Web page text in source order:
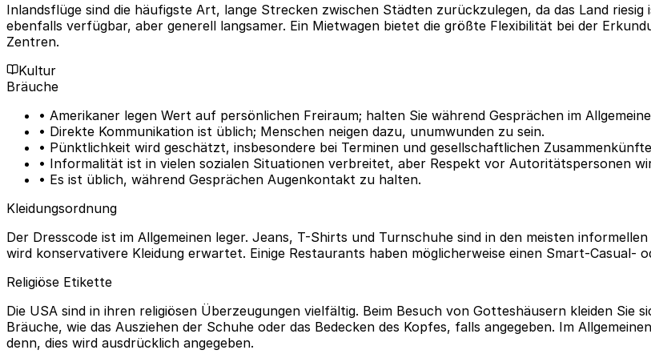
Inlandsflüge sind die häufigste Art, lange Strecken zwischen Städten zurückzulegen, da das Land
ebenfalls verfügbar, aber generell langsamer. Ein Mietwagen bietet die größte Flexibilität bei der
Zentren.
Kultur
Bräuche
• Amerikaner legen Wert auf persönlichen Freiraum; halten Sie während Gesprächen im
• Direkte Kommunikation ist üblich; Menschen neigen dazu, unumwunden zu sein.
• Pünktlichkeit wird geschätzt, insbesondere bei Terminen und gesellschaftlichen
• Informalität ist in vielen sozialen Situationen verbreitet, aber Respekt vor Autoritätspersonen
• Es ist üblich, während Gesprächen Augenkontakt zu halten.
Kleidungsordnung
Der Dresscode ist im Allgemeinen leger. Jeans, T-Shirts und Turnschuhe sind in den meisten
wird konservativere Kleidung erwartet. Einige Restaurants haben möglicherweise einen Smart-Casual-
Religiöse Etikette
Die USA sind in ihren religiösen Überzeugungen vielfältig. Beim Besuch von Gotteshäusern kleiden Sie
Bräuche, wie das Ausziehen der Schuhe oder das Bedecken des Kopfes, falls angegeben. Im
denn, dies wird ausdrücklich angegeben.